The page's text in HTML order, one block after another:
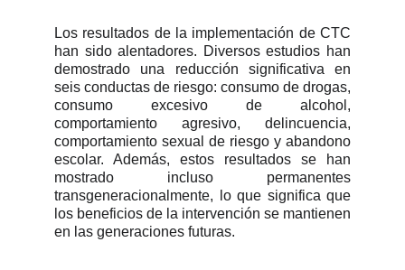
Los resultados de la implementación de CTC
han sido alentadores. Diversos estudios han
demostrado una reducción significativa en
seis conductas de riesgo: consumo de drogas,
consumo excesivo de alcohol,
comportamiento agresivo, delincuencia,
comportamiento sexual de riesgo y abandono
escolar. Además, estos resultados se han
mostrado incluso permanentes
transgeneracionalmente, lo que significa que
los beneficios de la intervención se mantienen
en las generaciones futuras.